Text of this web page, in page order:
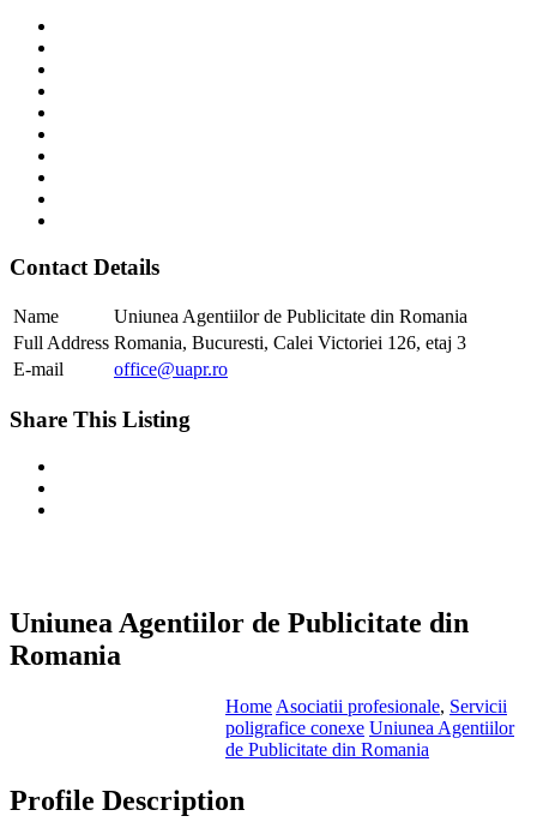
Contact Details
Name
Uniunea Agentiilor de Publicitate din Romania
Full Address Romania, Bucuresti, Calei Victoriei 126, etaj 3
E-mail
office@uapr.ro
Share This Listing
Uniunea Agentiilor de Publicitate din
Romania
Home Asociatii profesionale, Servicii
poligrafice conexe Uniunea Agentiilor
de Publicitate din Romania
Profile Description